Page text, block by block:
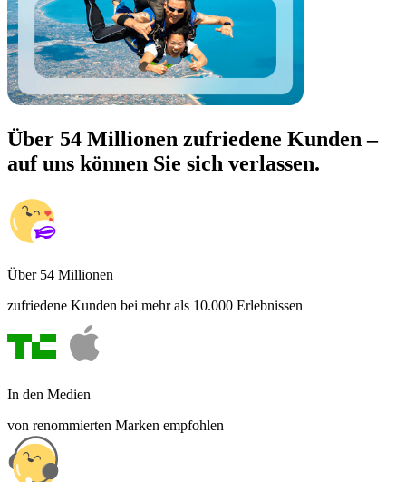
Über 54 Millionen zufriedene Kunden –
auf uns können Sie sich verlassen.
Über 54 Millionen
zufriedene Kunden bei mehr als 10.000 Erlebnissen
In den Medien
von renommierten Marken empfohlen